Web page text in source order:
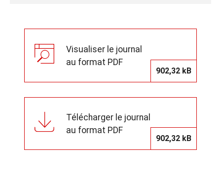
Visualiser le journal
au format PDF
902,32 kB
Télécharger le journal
au format PDF
902,32 kB